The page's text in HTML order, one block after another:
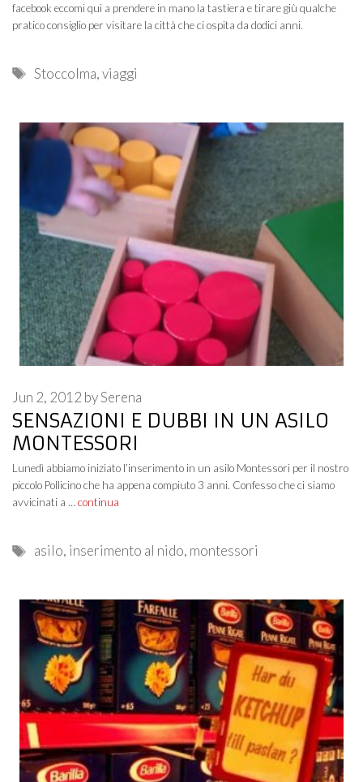
facebook eccomi qui a prendere in mano la tastiera e tirare giù qualche
pratico consiglio per visitare la città che ci ospita da dodici anni.
Tags
Stoccolma,viaggi
SENSAZIONI E DUBBI IN UN ASILO
MONTESSORI
Jun 2, 2012 bySerena
Lunedì abbiamo iniziato l’inserimento in un asilo Montessori per il nostro
piccolo Pollicino che ha appena compiuto 3 anni. Confesso che ci siamo
avvicinati a …continua
Tags
asilo, inserimento al nido, montessori